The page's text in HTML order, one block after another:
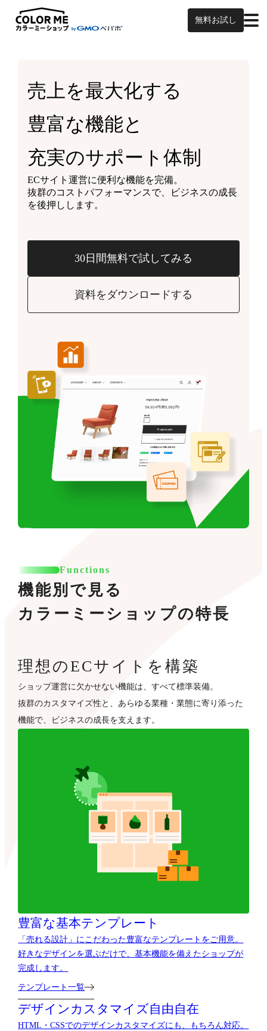
無料お試し
売上を最大化する
豊富な機能と
充実のサポート体制
ECサイト運営に便利な機能を完備。
抜群のコストパフォーマンスで、ビジネスの成長
を後押しします。
30日間無料で試してみる
資料をダウンロードする
Functions
機能別で見る
カラーミーショップの特長
理想のECサイトを構築
ショップ運営に欠かせない機能は、すべて標準装備。
抜群のカスタマイズ性と、あらゆる業種・業態に寄り添った
機能で、ビジネスの成長を支えます。
豊富な基本テンプレート
「売れる設計」にこだわった豊富なテンプレートをご用意。
好きなデザインを選ぶだけで、基本機能を備えたショップが
完成します。
テンプレート一覧
デザインカスタマイズ自由自在
HTML・CSSでのデザインカスタマイズにも、もちろん対応。